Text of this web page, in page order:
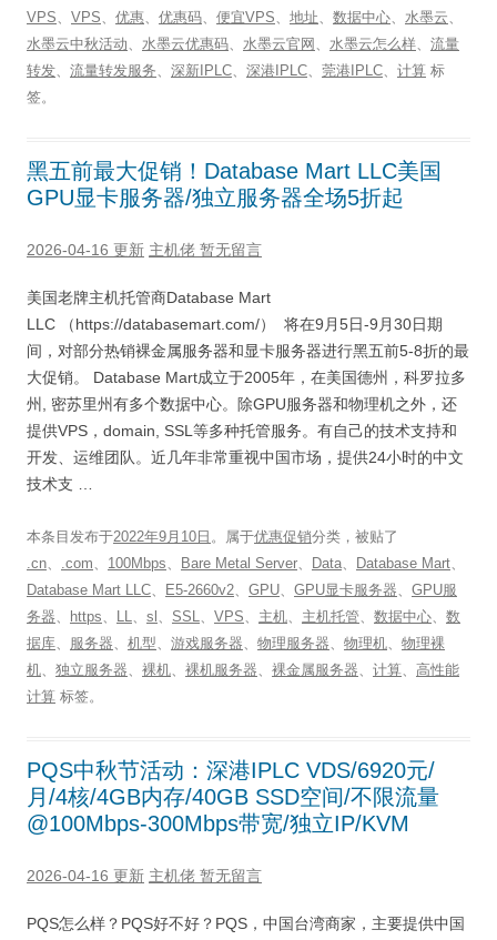
VPS、 VPS、 优惠、 优惠码、 便宜VPS、 地址、 数据中心、 水墨云、
水墨云中秋活动、 水墨云优惠码、 水墨云官网 、 水墨云怎么样、 流量
转发、 流量转发服务、 深新IPLC、 深港IPLC、 莞港IPLC、 计算 标
签。
黑五前最大促销！Database Mart LLC美国
GPU显卡服务器/独立服务器全场5折起
2026-04-16 更新 主机佬 暂无留言
美国老牌主机托管商Database Mart
LLC （https://databasemart.com/） 将在9月5日-9月30日期
间，对部分热销裸金属服务器和显卡服务器进行黑五前5-8折的最
大促销。 Database Mart成立于2005年，在美国德州，科罗拉多
州, 密苏里州有多个数据中心。除GPU服务器和物理机之外，还
提供VPS，domain, SSL等多种托管服务。有自己的技术支持和
开发、运维团队。近几年非常重视中国市场，提供24小时的中文
技术支 …
本条目发布于2022年9月10日 。属于优惠促销分类，被贴了
.cn、 .com、 100Mbps、 Bare Metal Server、 Data、 Database Mart、
Database Mart LLC、 E5-2660v2、 GPU、 GPU显卡服务器、 GPU服
务器、 https、 LL、 sl 、 SSL、 VPS、 主机、 主机托管、 数据中心、 数
据库、 服务器、 机型、 游戏服务器、 物理服务器、 物理机、 物理裸
机、 独立服务器、 裸机、 裸机服务器、 裸金属服务器、 计算、 高性能
计算 标签。
PQS中秋节活动：深港IPLC VDS/6920元/
月/4核/4GB内存/40GB SSD空间/不限流量
@100Mbps-300Mbps带宽/独立IP/KVM
2026-04-16 更新 主机佬 暂无留言
PQS怎么样？PQS好不好？PQS，中国台湾商家，主要提供中国